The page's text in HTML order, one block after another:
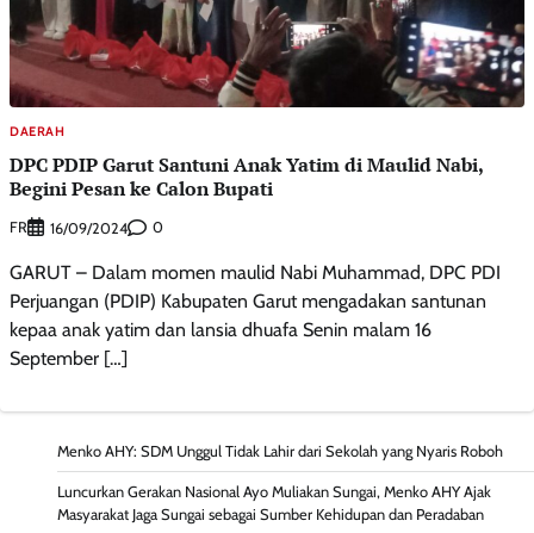
DAERAH
DPC PDIP Garut Santuni Anak Yatim di Maulid Nabi,
Begini Pesan ke Calon Bupati
FR 16/09/2024 0
GARUT – Dalam momen maulid Nabi Muhammad, DPC PDI
Perjuangan (PDIP) Kabupaten Garut mengadakan santunan
kepaa anak yatim dan lansia dhuafa Senin malam 16
September […]
Menko AHY: SDM Unggul Tidak Lahir dari Sekolah yang Nyaris Roboh
Luncurkan Gerakan Nasional Ayo Muliakan Sungai, Menko AHY Ajak
Masyarakat Jaga Sungai sebagai Sumber Kehidupan dan Peradaban